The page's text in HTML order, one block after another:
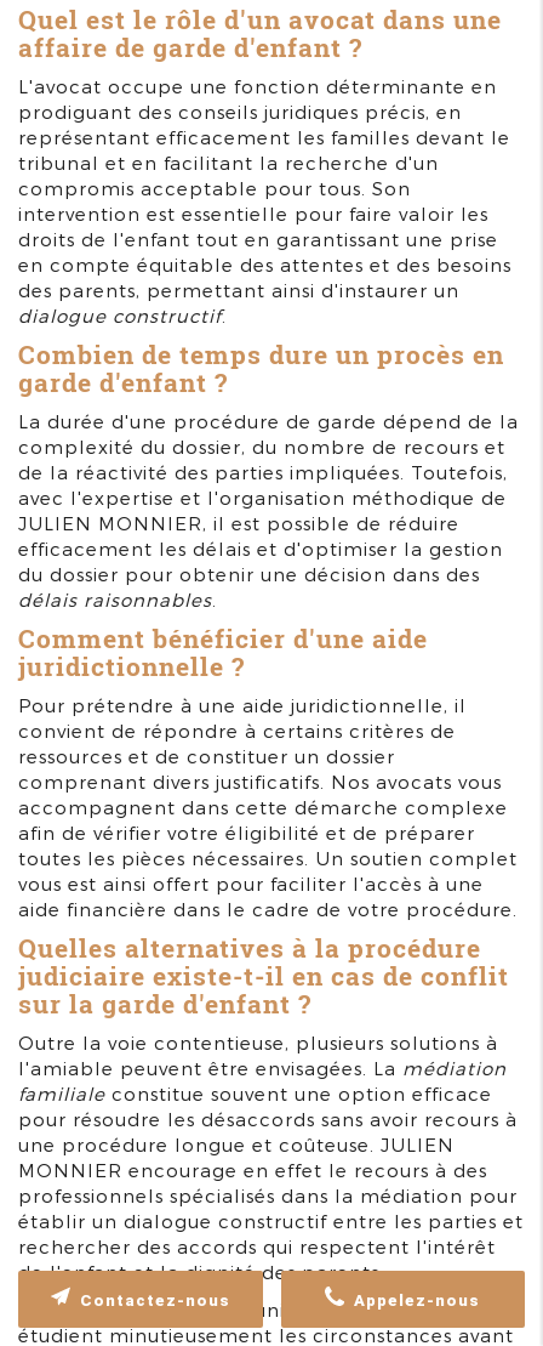
Quel est le rôle d'un avocat dans une
affaire de garde d'enfant ?
L'avocat occupe une fonction déterminante en
prodiguant des conseils juridiques précis, en
représentant efficacement les familles devant le
tribunal et en facilitant la recherche d'un
compromis acceptable pour tous. Son
intervention est essentielle pour faire valoir les
droits de l'enfant tout en garantissant une prise
en compte équitable des attentes et des besoins
des parents, permettant ainsi d'instaurer un
dialogue constructif.
Combien de temps dure un procès en
garde d'enfant ?
La durée d'une procédure de garde dépend de la
complexité du dossier, du nombre de recours et
de la réactivité des parties impliquées. Toutefois,
avec l'expertise et l'organisation méthodique de
JULIEN MONNIER, il est possible de réduire
efficacement les délais et d'optimiser la gestion
du dossier pour obtenir une décision dans des
délais raisonnables
Comment bénéficier d'une aide
juridictionnelle ?
Pour prétendre à une aide juridictionnelle, il
convient de répondre à certains critères de
ressources et de constituer un dossier
comprenant divers justificatifs. Nos avocats vous
accompagnent dans cette démarche complexe
afin de vérifier votre éligibilité et de préparer
toutes les pièces nécessaires. Un soutien complet
vous est ainsi offert pour faciliter l'accès à une
aide financière dans le cadre de votre procédure.
Quelles alternatives à la procédure
judiciaire existe-t-il en cas de conflit
sur la garde d'enfant ?
Outre la voie contentieuse, plusieurs solutions à
l'amiable peuvent être envisagées. La médiation
familiale constitue souvent une option efficace
pour résoudre les désaccords sans avoir recours à
une procédure longue et coûteuse. JULIEN
MONNIER encourage en effet le recours à des
professionnels spécialisés dans la médiation pour
établir un dialogue constructif entre les parties et
rechercher des accords qui respectent l'intérêt
de l'enfant et la dignité des parents.
Chaque situation étant unique, nos experts
étudient minutieusement les circonstances avant
Appelez-nous
Contactez-nous